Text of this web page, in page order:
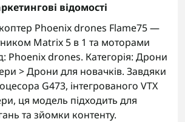
відомості
Phoenix drones Flame75 —
Matrix 5 в 1 та моторами
Phoenix drones. Категорія: Дрони
> Дрони для новачків. Завдяки
G473, інтегрованого VTX
ця модель підходить для
та зйомки контенту.